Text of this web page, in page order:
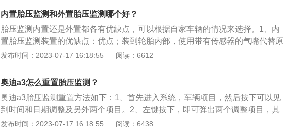
算轮胎滚动半径来对气压进行监测。轮胎智能监控系统(TPMS)介绍：它兼有上述
两个系统的优点，在两个互相成对角的轮胎内装备直接传感器，并装备一个4轮
间接系统。与全部使用直接系统相比，这种复合式系统可以降低成本，克服间接
系统不能检测出多个轮胎同时出现气压过低的缺陷。但是，它仍然不能像直接系
面，查看胎压的显示值。一般来讲，胎压超过2.8bar就是过高，胎压低于2.0bar
就是过低。胎压过高的危害：轮胎的摩擦力、附着力会降低，影响制动效果；导
致方向盘震动、跑偏，使行驶的舒适性降低；加速轮胎胎面中央的花纹局部磨
损，使轮胎寿命下降；车身的震动变大，间接会影响到其他零部件的寿命；会使
轮胎帘线受到过度的伸张变形，胎体弹性下降，使汽车在行驶中受到的负荷增
易跑偏等不利驾乘安全的因素；使轮胎各部位的运动量增大，过度的碾压造成轮
胎的异常发热；使得帘线以及橡胶的功能降低，引发脱层或者帘线折断与轮辋之
间产生过度的摩擦造成胎圈部位损伤，异常磨损；轮胎与地面的摩擦成倍增加，
果胎压监测指示灯亮（一个黄色的标志，一个不规则的圆圈，上面没有印章，下
内置胎压监测和外置胎压监测哪个好？
胎压监测内置还是外置都各有优缺点，可以根据自家车辆的情况来选择。1、内
置胎压监测装置的优缺点：优点；装到轮胎内部，使用带有传感器的气嘴代替原
有气嘴，露到外面的部分较小，不会凸出到轮毂外面，安装完成后基本就可以一
胎压监测装置的优缺点：优点：安装简便。无需更换气嘴，无需动平衡，甚至不
需要充放气，车主需要做的可能仅仅是将传感器拧到气嘴上便可。缺点：不适用
于胎压较高的SUV车型，充放气需要拆下传感器重新安装，外置传感器容易受到
异物损害。
发布时间：2023-07-17 16:18:55 阅读：6612
奥迪a3怎么重置胎压监测？
奥迪a3胎压监测重置方法如下：1、首先进入系统，车辆项目，然后按下可以见
到时间和日期调整及另外两个项目。2、左键按下，即可弹出两个调整项目，其
中一项就是胎压复位，重置即可。以下是胎压监测的相关资料：1、胎压监测系
发布时间：2023-07-17 16:18:55 阅读：6438